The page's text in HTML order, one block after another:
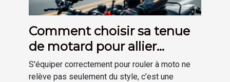
Comment choisir sa tenue
de motard pour allier
sécurité et confort ?
S'équiper correctement pour rouler à moto ne
relève pas seulement du style, c’est une